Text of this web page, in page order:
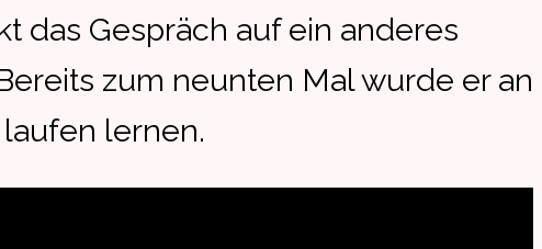
das Gespräch auf ein anderes
zum neunten Mal wurde er an
lernen.